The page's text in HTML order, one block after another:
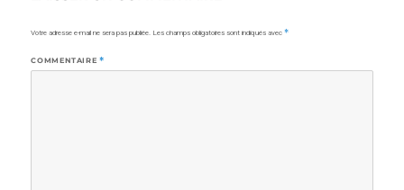
Votre adresse e-mail ne sera pas publiée. Les champs obligatoires sont indiqués avec*
COMMENTAIRE *